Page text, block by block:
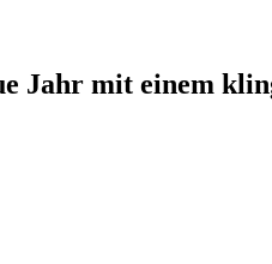
Jahr mit einem